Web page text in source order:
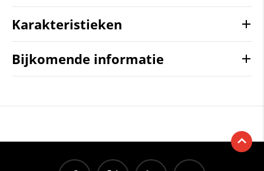
Karakteristieken
Bijkomende informatie